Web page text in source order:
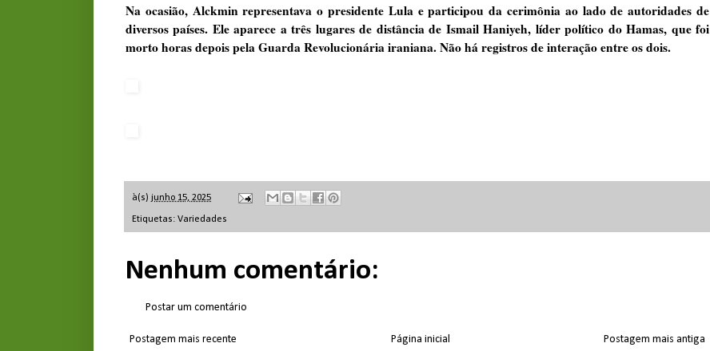
Na ocasião, Alckmin representava o presidente Lula e participou da cerimônia ao lado de autoridades de
diversos países. Ele aparece a três lugares de distância de Ismail Haniyeh, líder político do Hamas, que foi
morto horas depois pela Guarda Revolucionária iraniana. Não há registros de interação entre os dois.
à(s) junho 15, 2025
Etiquetas: Variedades
Nenhum comentário:
Postar um comentário
Postagem mais recente Postagem mais antiga
Página inicial